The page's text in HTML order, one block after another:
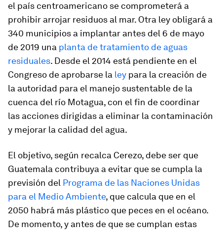
el país centroamericano se comprometerá a
prohibir arrojar residuos al mar. Otra ley obligará a
340 municipios a implantar antes del 6 de mayo
de 2019 una planta de tratamiento de aguas
residuales. Desde el 2014 está pendiente en el
Congreso de aprobarse la ley para la creación de
la autoridad para el manejo sustentable de la
cuenca del río Motagua, con el fin de coordinar
las acciones dirigidas a eliminar la contaminación
y mejorar la calidad del agua.
El objetivo, según recalca Cerezo, debe ser que
Guatemala contribuya a evitar que se cumpla la
previsión del Programa de las Naciones Unidas
para el Medio Ambiente, que calcula que en el
2050 habrá más plástico que peces en el océano.
De momento, y antes de que se cumplan estas